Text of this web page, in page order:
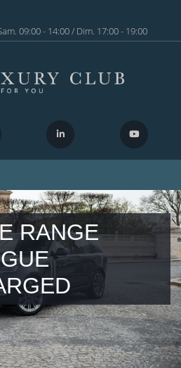
09:00 - 14:00 / Dim. 17:00 - 19:00
RANGE